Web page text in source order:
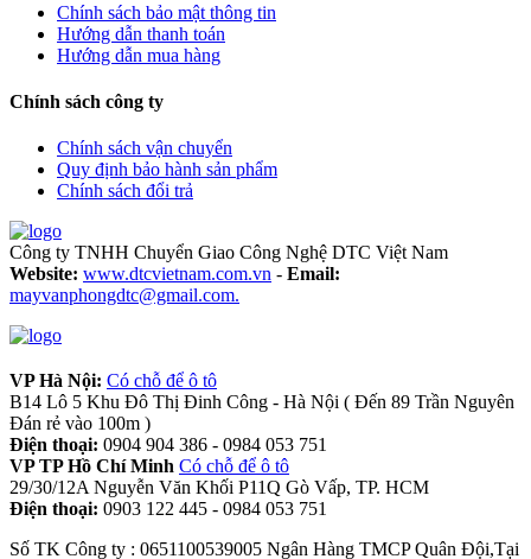
Chính sách bảo mật thông tin
Hướng dẫn thanh toán
Hướng dẫn mua hàng
Chính sách công ty
Chính sách vận chuyển
Quy định bảo hành sản phẩm
Chính sách đổi trả
Công ty TNHH Chuyển Giao Công Nghệ DTC Việt Nam
Website: www.dtcvietnam.com.vn - Email:
mayvanphongdtc@gmail.com.
VP Hà Nội: Có chỗ để ô tô
B14 Lô 5 Khu Đô Thị Đinh Công - Hà Nội ( Đến 89 Trần Nguyên
Đán rẻ vào 100m )
Điện thoại: 0904 904 386 - 0984 053 751
VP TP Hồ Chí Minh Có chỗ để ô tô
29/30/12A Nguyễn Văn Khối P11Q Gò Vấp, TP. HCM
Điện thoại: 0903 122 445 - 0984 053 751
Số TK Công ty : 0651100539005 Ngân Hàng TMCP Quân Đội,Tại